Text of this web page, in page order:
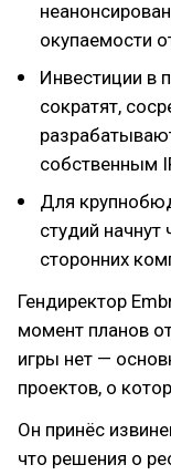
окупаемости
Инвестиции в
сократят,
собственным
Для
студий начнут
сторонних
Гендиректор
момент планов
игры нет —
проектов, о
Он принёс
что решения о